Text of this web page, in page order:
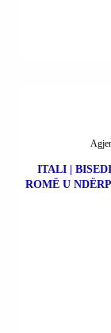
ITALI |
ROMË U